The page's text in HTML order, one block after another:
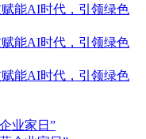
业家日”